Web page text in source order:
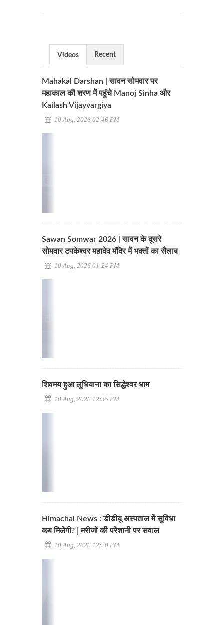
Videos Recent
Mahakal Darshan | सावन सोमवार पर
महाकाल की शरण में पहुंचे Manoj Sinha और
Kailash Vijayvargiya
10 Aug, 2026 02:46 PM
Sawan Somwar 2026 | सावन के दूसरे
सोमवार टपकेश्वर महादेव मंदिर में भक्तों का सैलाब
10 Aug, 2026 01:24 PM
शिवमय हुआ लुधियाना का सिद्धेश्वर धाम
10 Aug, 2026 12:35 PM
Himachal News : डीडीयू अस्पताल में सुविधा
कब मिलेगी? | मरीजों की परेशानी पर सवाल
10 Aug, 2026 12:20 PM